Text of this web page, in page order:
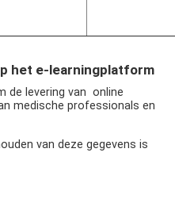
het e-learningplatform
de levering van online
medische professionals en
van deze gegevens is